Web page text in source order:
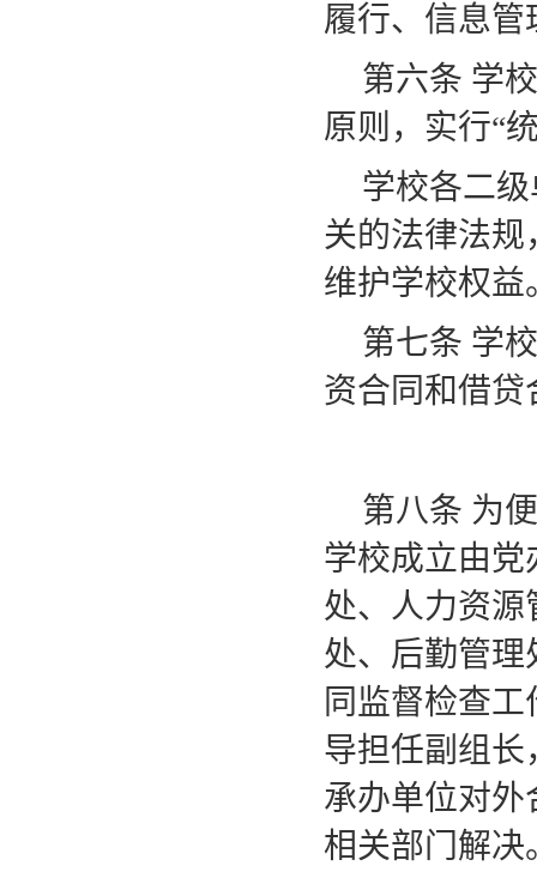
履行、信息
第六条 学
原则，实行“
学校各二
关的法律法
维护学校权益
第七条 学
资合同和借贷
第八条 为
学校成立由
处、人力资
处、后勤管
同监督检查
导担任副组
承办单位对
相关部门解决